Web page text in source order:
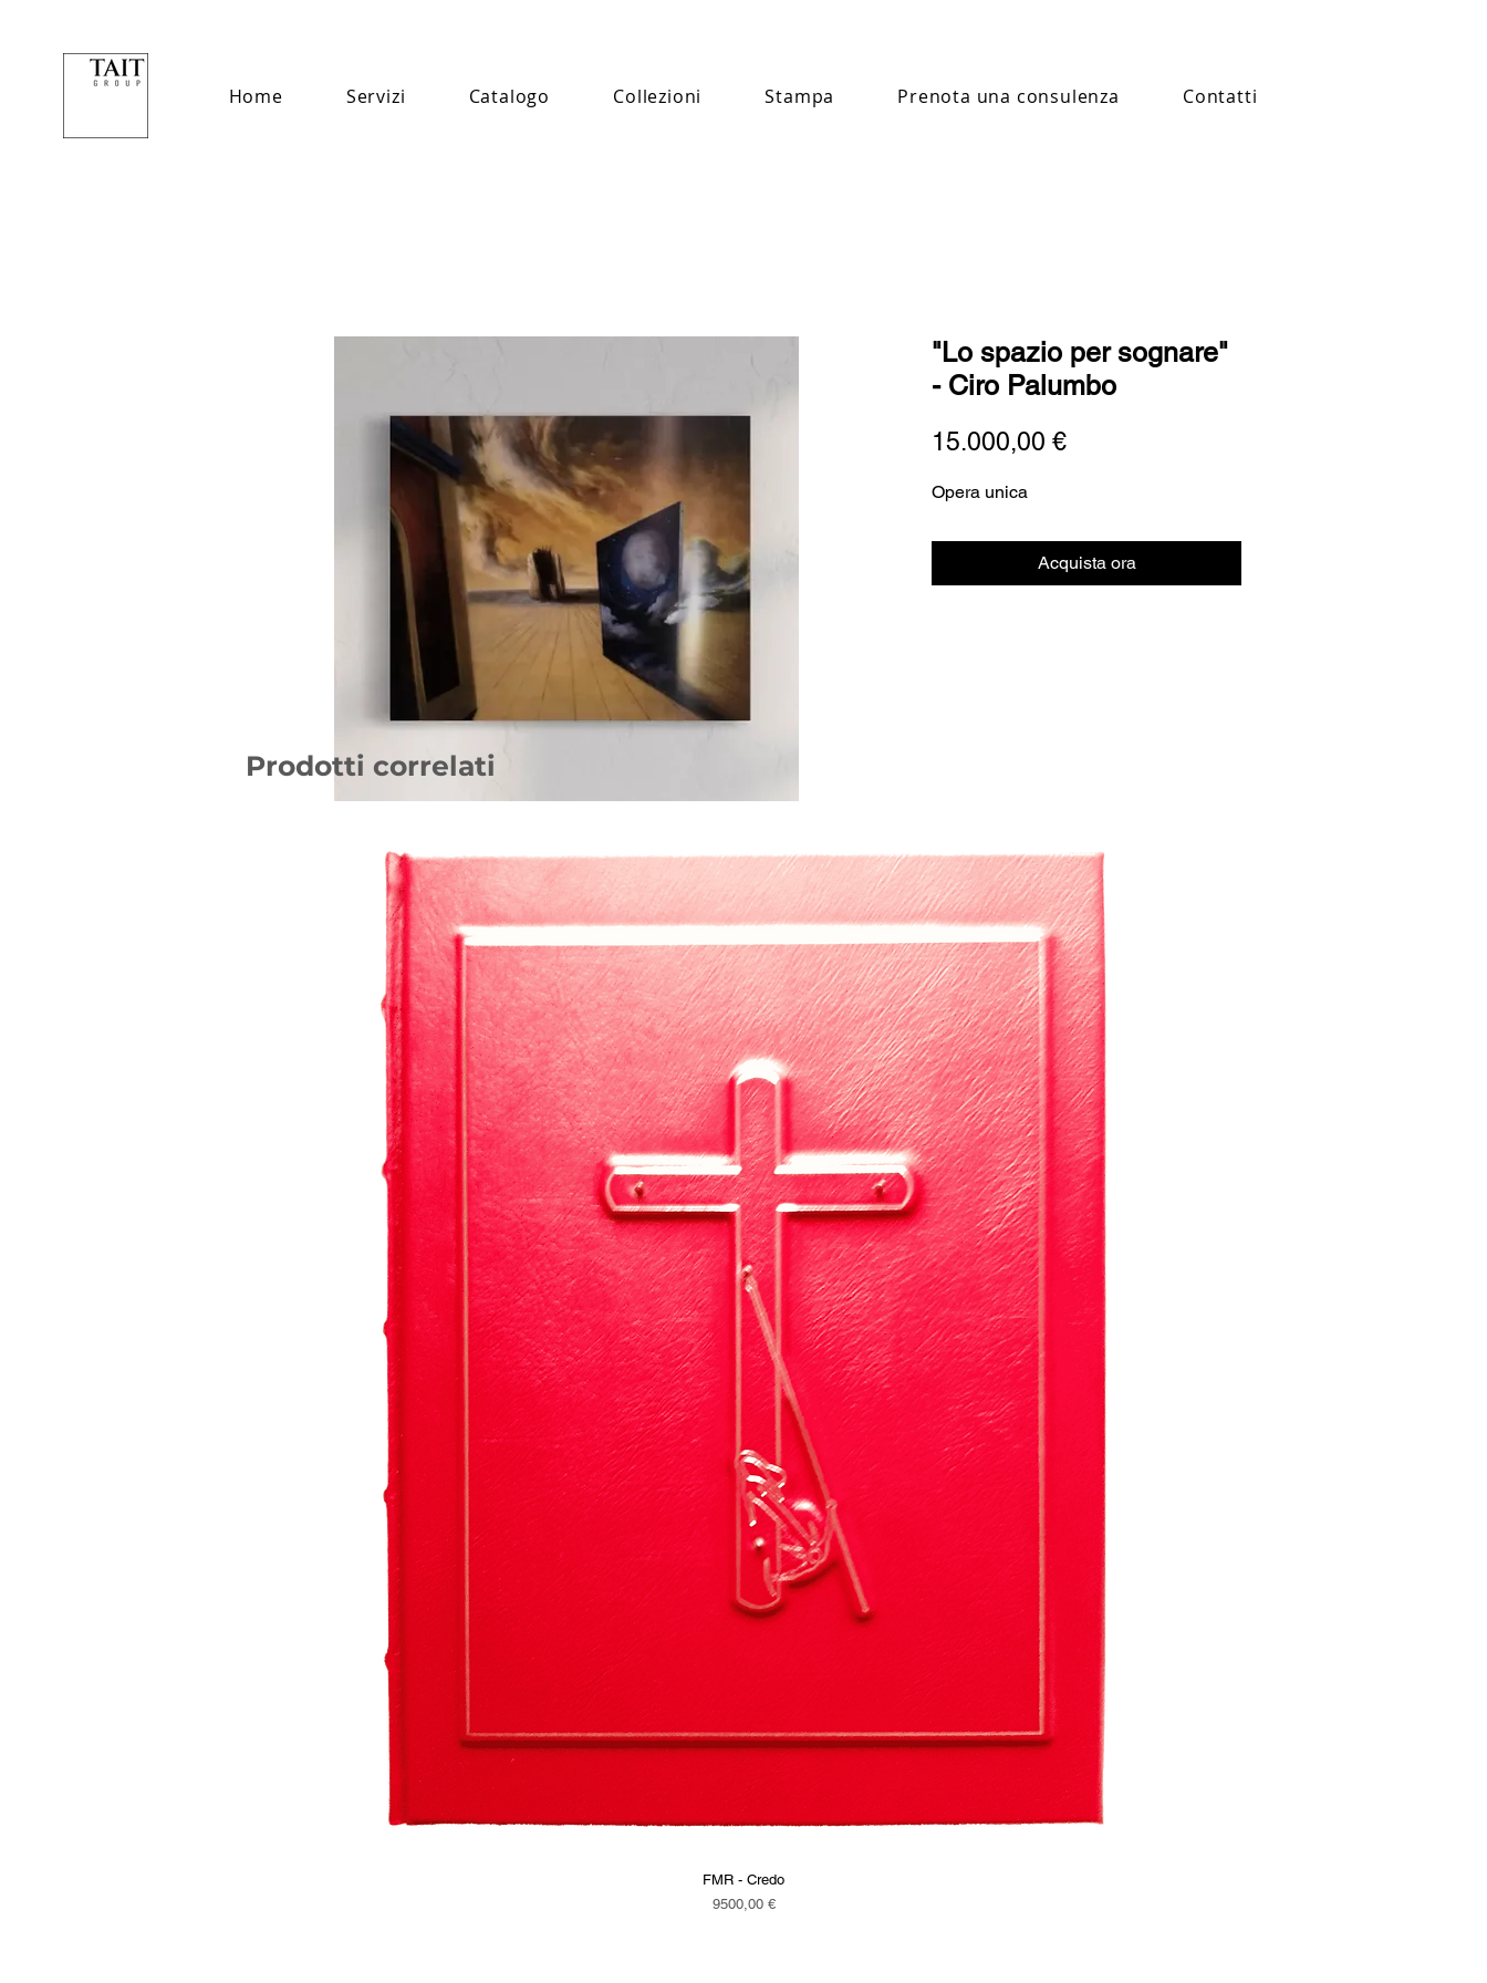
Home Servizi Catalogo Collezioni Stampa Prenota una consulenza Contatti
"Lo spazio per sognare"
- Ciro Palumbo
15.000,00 €Prezzo
Opera unica
Acquista ora
Prodotti correlati
Vista rapida
FMR - Credo
Prezzo
9500,00 €